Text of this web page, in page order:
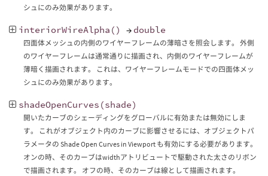
シュにのみ効果があります。
interiorWireAlpha () → double
四面体メッシュの内側のワイヤーフレームの薄暗さを照会します。 外側
のワイヤーフレームは通常通りに描画され、内側のワイヤーフレームが
薄暗く描画されます。 これは、ワイヤーフレームモードでの四面体メッ
シュにのみ効果があります。
shadeOpenCurves (shade)
開いたカーブのシェーディングをグローバルに有効または無効にしま
す。 これがオブジェクト内のカーブに影響させるには、オブジェクトパ
ラメータの Shade Open Curves in Viewport も有効にする必要があります。
オンの時、そのカーブはwidthアトリビュートで駆動された太さのリボン
で描画されます。 オフの時、そのカーブは線として描画されます。